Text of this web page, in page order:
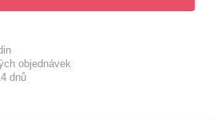
objednávek
dnů